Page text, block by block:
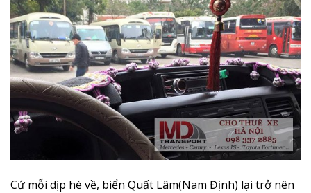
Cứ mỗi dịp hè về, biển Quất Lâm(Nam Định) lại trở nên